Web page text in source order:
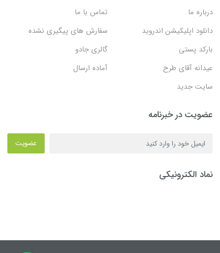
درباره ما
تماس با ما
دانلود اپلیکیشن اندروید
سفارش های پیگیری نشده
بارکد پستی
گالری جادو
عیدانه آقای طرح
آماده ارسال
سایت جدید
عضویت در خبرنامه
عضویت
نماد الکترونیکی